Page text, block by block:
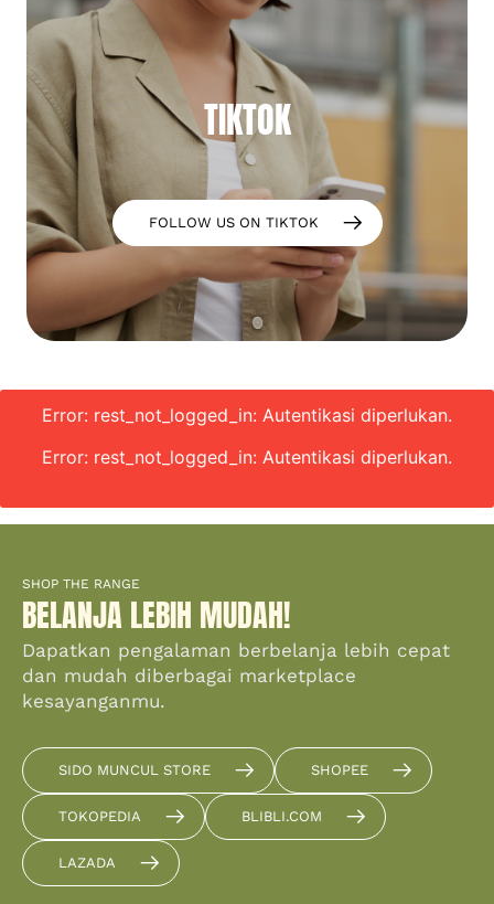
TIKTOK
FOLLOW US ON TIKTOK
Error: rest_not_logged_in: Autentikasi diperlukan.
Error: rest_not_logged_in: Autentikasi diperlukan.
SHOP THE RANGE
BELANJA LEBIH MUDAH!
Dapatkan pengalaman berbelanja lebih cepat
dan mudah diberbagai marketplace
kesayanganmu.
SIDO MUNCUL STORE SHOPEE
TOKOPEDIA BLIBLI.COM
LAZADA